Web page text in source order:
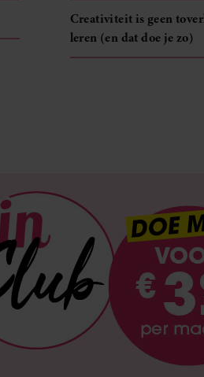
Creativiteit is geen
leren (en dat doe je zo)